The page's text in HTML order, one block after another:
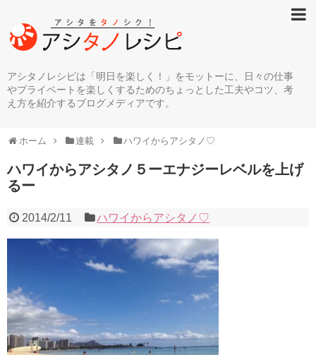
アシタノレシピは「明日を楽しく！」をモットーに、日々の仕事
やプライベートを楽しくするためのちょっとした工夫やコツ、考
え方を紹介するブログメディアです。
ホーム 連載 ハワイからアシタノ♡
ハワイからアシタノ５ーエナジーレベルを上げ
るー
2014/2/11 ハワイからアシタノ♡